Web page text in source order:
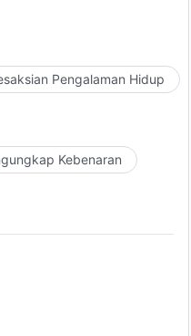
Pengalaman Hidup
Kebenaran